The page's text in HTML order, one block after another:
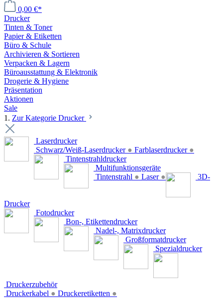
0,00 €*
Drucker
Tinten & Toner
Papier & Etiketten
Büro & Schule
Archivieren & Sortieren
Verpacken & Lagern
Büroausstattung & Elektronik
Drogerie & Hygiene
Präsentation
Aktionen
Sale
1. Zur Kategorie Drucker
Laserdrucker
Schwarz/Weiß-Laserdrucker ● Farblaserdrucker ●
Tintenstrahldrucker
Multifunktionsgeräte
Tintenstrahl ● Laser ● 3D-
Drucker
Fotodrucker
Bon-, Etikettendrucker
Nadel-, Matrixdrucker
Großformatdrucker
Spezialdrucker
Druckerzubehör
Druckerkabel ● Druckeretiketten ●